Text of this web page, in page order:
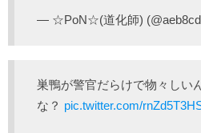
— ☆PoN☆(道化師)
巣鴨が警官だらけで物々しい
な？ pic.twitter.com/